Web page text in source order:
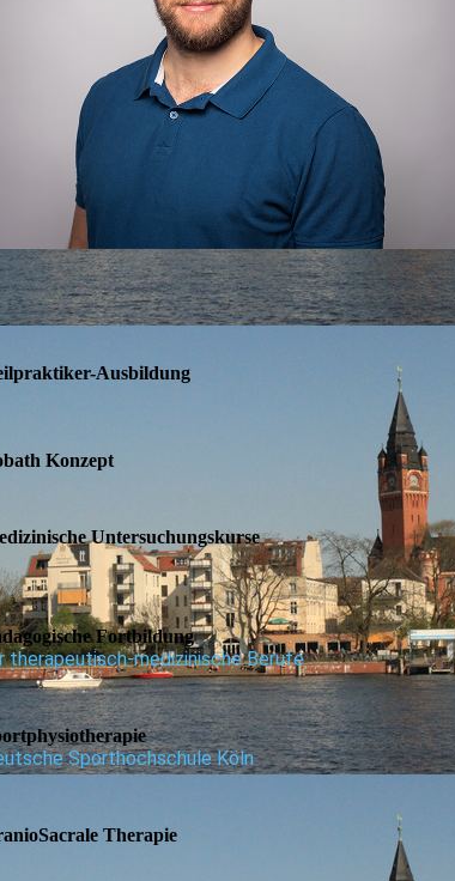
Ausbildung
Konzept
Untersuchungskurse
Fortbildung
therapeutisch-medizinische Berufe
Sporthochschule Köln
Therapie